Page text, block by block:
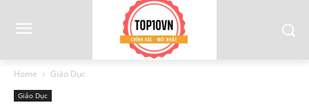
Home Giáo Dục
Giáo Dục